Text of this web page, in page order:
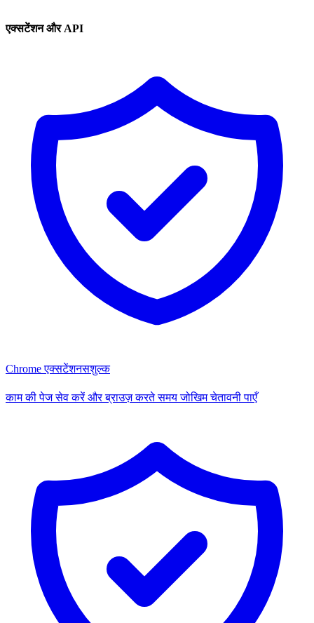
एक्सटेंशन और API
Chrome एक्सटेंशनसशुल्क
काम की पेज सेव करें और ब्राउज़ करते समय जोखिम चेतावनी पाएँ